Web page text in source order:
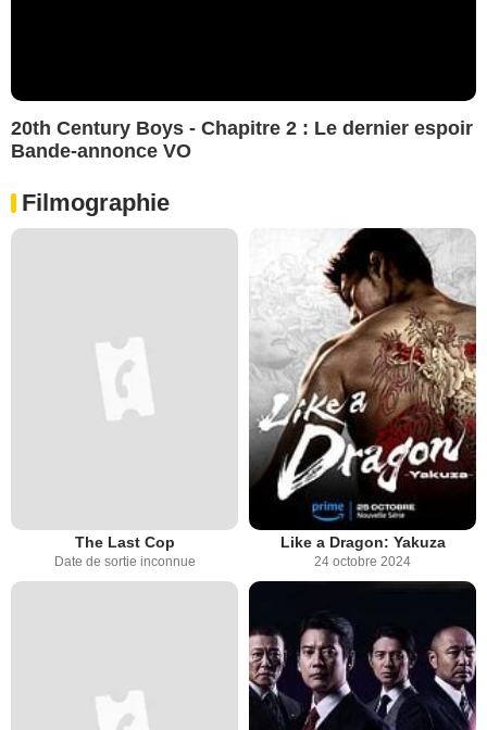
20th Century Boys - Chapitre 2 : Le dernier espoir
Bande-annonce VO
Filmographie
The Last Cop
Date de sortie inconnue
Like a Dragon: Yakuza
24 octobre 2024